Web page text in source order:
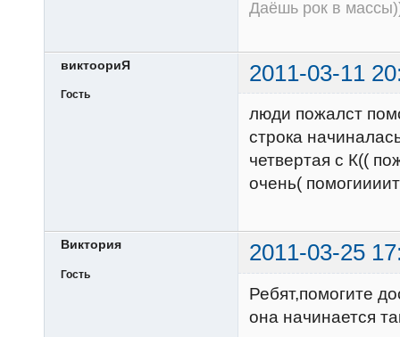
Даёшь рок в
виктоориЯ 2011-03-11
Гость
люди пожалст
строка
четвертая с К((
очень(
Виктория 2011-03-25
Гость
Ребят,помогите
она начинается